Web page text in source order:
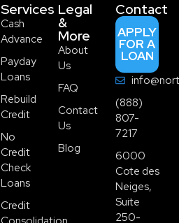
Services
Cash
Advance
Payday
Loans
Rebuild
Credit
No
Credit
Check
Loans
Credit
Legal
&
More
About
Us
FAQ
Contact
Us
Blog
Contact
APPLY
FOR A
LOAN
(888)
807-
7217
6000
Cote des
Neiges,
Suite
250-